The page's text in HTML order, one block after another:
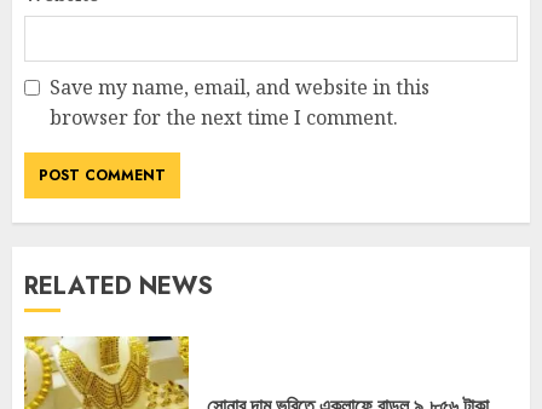
Save my name, email, and website in this
browser for the next time I comment.
RELATED NEWS